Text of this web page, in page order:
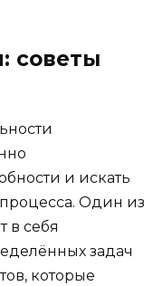
советы
и искать
Один из
в себя
задач
которые